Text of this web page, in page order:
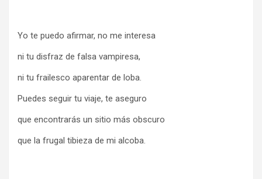
Yo te puedo afirmar, no me interesa
ni tu disfraz de falsa vampiresa,
ni tu frailesco aparentar de loba.
Puedes seguir tu viaje, te aseguro
que encontrarás un sitio más obscuro
que la frugal tibieza de mi alcoba.